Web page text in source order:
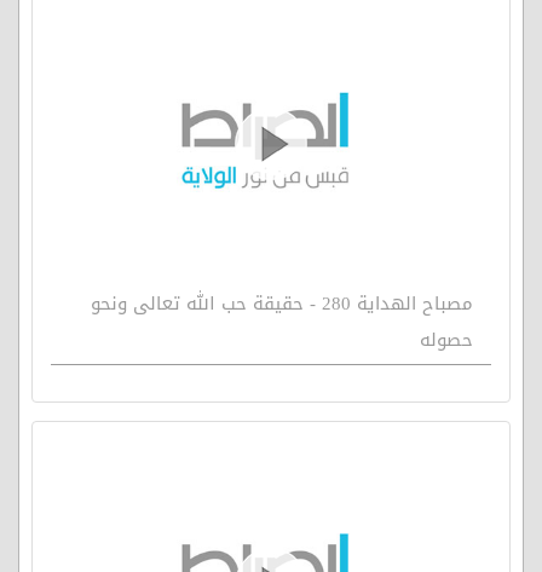
مصباح الهداية 280 - حقيقة حب الله تعالى ونحو
حصوله